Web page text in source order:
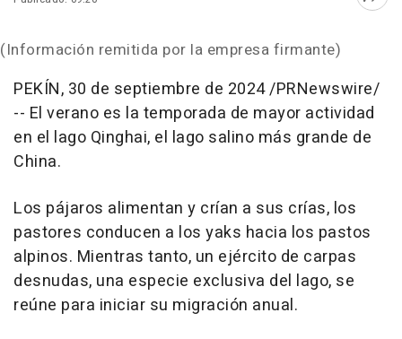
(Información remitida por la empresa firmante)
PEKÍN, 30 de septiembre de 2024/PRNewswire/
-- El verano es la temporada de mayor actividad
en el lago Qinghai, el lago salino más grande de
China.
Los pájaros alimentan y crían a sus crías, los
pastores conducen a los yaks hacia los pastos
alpinos. Mientras tanto, un ejército de carpas
desnudas, una especie exclusiva del lago, se
reúne para iniciar su migración anual.